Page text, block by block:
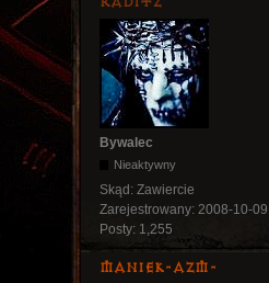
Bywalec
Nieaktywny
Skąd: Zawiercie
Zarejestrowany: 2008-10-09
Posty: 1,255
Maniek-AZM-